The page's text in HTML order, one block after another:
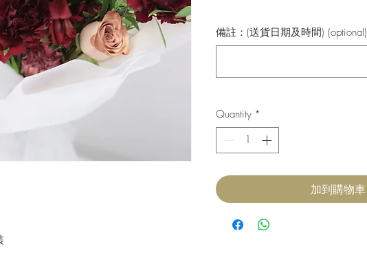
備註：(送貨日期及時間) (optional)
Quantity *
加到購物車